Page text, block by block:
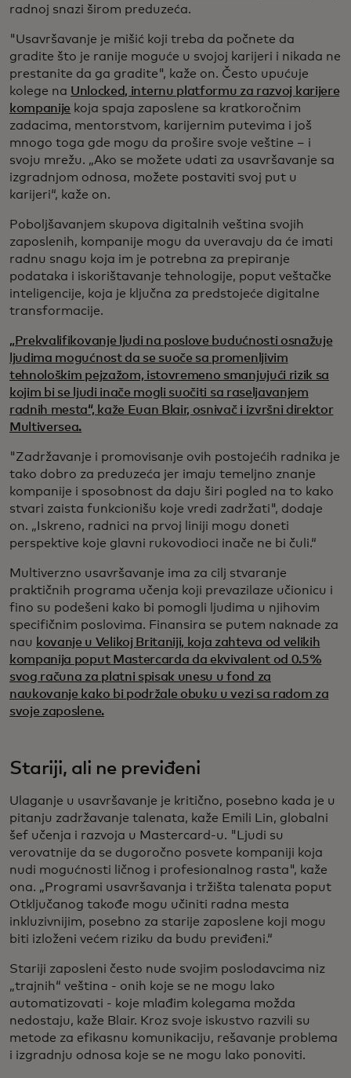
radnoj snazi širom preduzeća.
"Usavršavanje je mišić koji treba da počnete da
gradite što je ranije moguće u svojoj karijeri i nikada ne
prestanite da ga gradite", kaže on. Često upućuje
kolege na Unlocked, internu platformu za razvoj karijere
kompanije koja spaja zaposlene sa kratkoročnim
zadacima, mentorstvom, karijernim putevima i još
mnogo toga gde mogu da prošire svoje veštine – i
svoju mrežu. „Ako se možete udati za usavršavanje sa
izgradnjom odnosa, možete postaviti svoj put u
karijeri“, kaže on.
Poboljšavanjem skupova digitalnih veština svojih
zaposlenih, kompanije mogu da uveravaju da će imati
radnu snagu koja im je potrebna za prepiranje
podataka i iskorištavanje tehnologije, poput veštačke
inteligencije, koja je ključna za predstojeće digitalne
transformacije.
„Prekvalifikovanje ljudi na poslove budućnosti osnažuje
ljudima mogućnost da se suoče sa promenljivim
tehnološkim pejzažom, istovremeno smanjujući rizik sa
kojim bi se ljudi inače mogli suočiti sa raseljavanjem
radnih mesta“, kaže Euan Blair, osnivač i izvršni direktor
Multiversea.
"Zadržavanje i promovisanje ovih postojećih radnika je
tako dobro za preduzeća jer imaju temeljno znanje
kompanije i sposobnost da daju širi pogled na to kako
stvari zaista funkcionišu koje vredi zadržati", dodaje
on. „Iskreno, radnici na prvoj liniji mogu doneti
perspektive koje glavni rukovodioci inače ne bi čuli.“
Multiverzno usavršavanje ima za cilj stvaranje
praktičnih programa učenja koji prevazilaze učionicu i
fino su podešeni kako bi pomogli ljudima u njihovim
specifičnim poslovima. Finansira se putem naknade za
nau kovanje u Velikoj Britaniji, koja zahteva od velikih
kompanija poput Mastercarda da ekvivalent od 0.5%
svog računa za platni spisak unesu u fond za
naukovanje kako bi podržale obuku u vezi sa radom za
svoje zaposlene.
Stariji, ali ne previđeni
Ulaganje u usavršavanje je kritično, posebno kada je u
pitanju zadržavanje talenata, kaže Emili Lin, globalni
šef učenja i razvoja u Mastercard-u. "Ljudi su
verovatnije da se dugoročno posvete kompaniji koja
nudi mogućnosti ličnog i profesionalnog rasta", kaže
ona. „Programi usavršavanja i tržišta talenata poput
Otključanog takođe mogu učiniti radna mesta
inkluzivnijim, posebno za starije zaposlene koji mogu
biti izloženi većem riziku da budu previđeni.“
Stariji zaposleni često nude svojim poslodavcima niz
„trajnih“ veština - onih koje se ne mogu lako
automatizovati - koje mlađim kolegama možda
nedostaju, kaže Blair. Kroz svoje iskustvo razvili su
metode za efikasnu komunikaciju, rešavanje problema
i izgradnju odnosa koje se ne mogu lako ponoviti.